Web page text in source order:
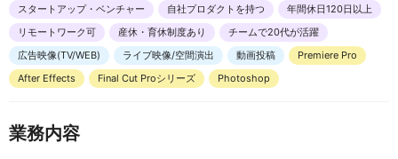
スタートアップ・ベンチャー 自社プロダクトを持つ
年間休日120日以上
リモートワーク可
産休・育休制度あり
チームで20代が活躍
広告映像(TV/WEB)
ライブ映像/空間演出 動画投稿
Premiere Pro
After Effects
Final Cut Proシリーズ Photoshop
業務内容